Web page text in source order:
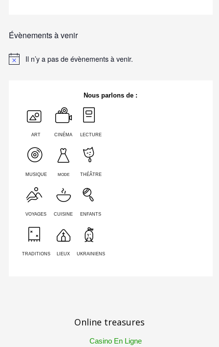
Évènements à venir
Il n’y a pas de évènements à venir.
Nous parlons de :
ART CINÉMA LECTURE
MUSIQUE MODE THÉÂTRE
VOYAGES CUISINE ENFANTS
TRADITIONS LIEUX UKRAINIENS
Online treasures
Casino En Ligne